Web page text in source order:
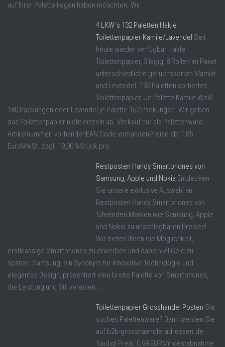
auf Ihrer Palette liegen haben möächten. Wir ...
4 LKW´s 132 Paletten Hakle
Toilettenpapier Kamile/Lavendel Seit
heute wieder verfügbar Hakle
Toilettenpapier, 3 lagig, 8 Rollen im Paket
unterschiedliche geruchssorten Mamile
und Levendel. 132 Paletten sortiertes
Toilettenpapier. Je Palette Kamile Weiß
180 Packungen oder Lavendel je Palette 162 Packungen. Wir geben
das Toilettenpapier nicht einzeln ab. Verkauf nur als Palettenware.
Artikelnummer: vorhandenEAN Code vorhandenPreise ab: 1,85
EuroMwSt. zzgl. 19,00 %Stück pro ...
Restposten Handy Smartphones von
Samsung, Apple und Nokia Entdecken
Sie unsere exklusive Auswahl an
Restposten Handy Smartphones von
führenden Marken wie Samsung, Apple
und Nokia zu unschlagbaren Preisen!
Wir bieten Ihnen die Möglichkeit,
erstklassige Smartphones zu erwerben und dabei viel Geld zu
sparen. Samsung, ein Synonym für innovative Technologie und
elegantes Design, präsentiert eine breite Palette von Smartphones,
die Leistung und Stil vereinen ...
Toilettenpapier Grosshandel Posten Sie
suchen Palettenware? Dann werden Sie
auf b2b-grosshaendleradressen.de
fündig! Preis: 0,98 EURMindestabnahme: